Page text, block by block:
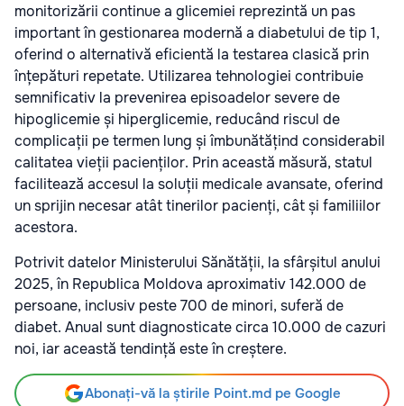
monitorizării continue a glicemiei reprezintă un pas
important în gestionarea modernă a diabetului de tip 1,
oferind o alternativă eficientă la testarea clasică prin
înțepături repetate. Utilizarea tehnologiei contribuie
semnificativ la prevenirea episoadelor severe de
hipoglicemie și hiperglicemie, reducând riscul de
complicații pe termen lung și îmbunătățind considerabil
calitatea vieții pacienților. Prin această măsură, statul
facilitează accesul la soluții medicale avansate, oferind
un sprijin necesar atât tinerilor pacienți, cât și familiilor
acestora.
Potrivit datelor Ministerului Sănătății, la sfârșitul anului
2025, în Republica Moldova aproximativ 142.000 de
persoane, inclusiv peste 700 de minori, suferă de
diabet. Anual sunt diagnosticate circa 10.000 de cazuri
noi, iar această tendință este în creștere.
Abonați-vă la știrile Point.md pe Google